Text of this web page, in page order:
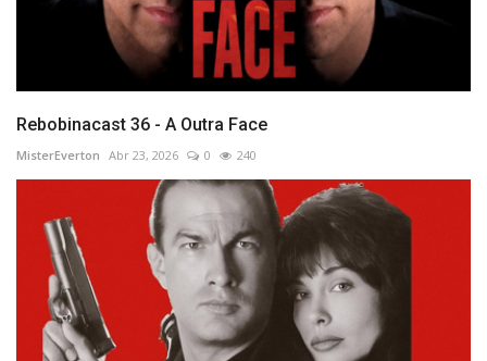
Rebobinacast 36 - A Outra Face
MisterEverton Abr 23, 2026 0 240